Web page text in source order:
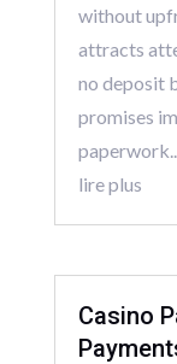
without
attracts
no deposit
promises
paperwork....
lire plus
Casino